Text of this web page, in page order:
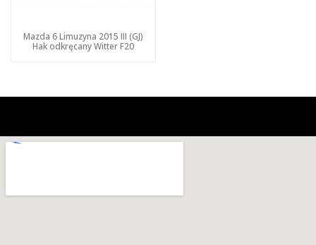
Mazda 6 Limuzyna 2015 III (GJ)
Hak odkręcany Witter F20